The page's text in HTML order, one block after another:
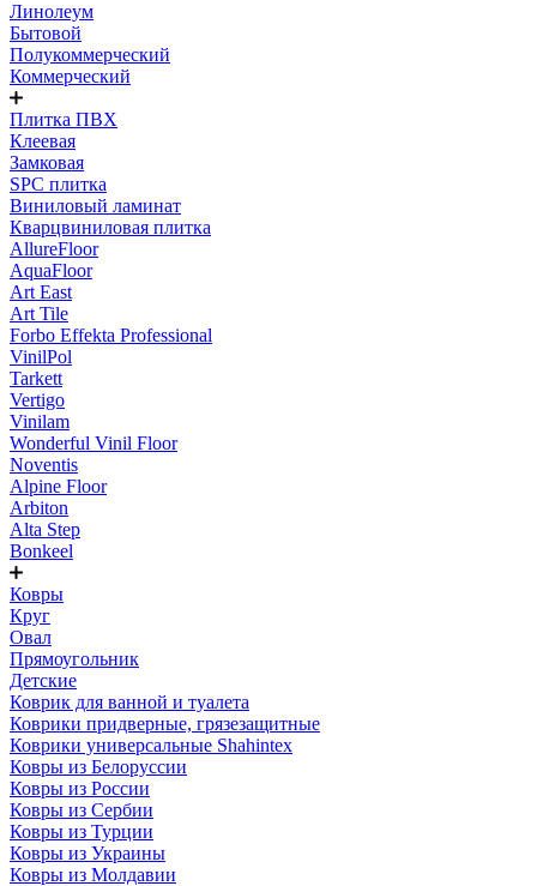
Линолеум
Бытовой
Полукоммерческий
Коммерческий
Плитка ПВХ
Клеевая
Замковая
SPC плитка
Виниловый ламинат
Кварцвиниловая плитка
AllureFloor
AquaFloor
Art East
Art Tile
Forbo Effekta Professional
VinilPol
Tarkett
Vertigo
Vinilam
Wonderful Vinil Floor
Noventis
Alpine Floor
Arbiton
Alta Step
Bonkeel
Ковры
Круг
Овал
Прямоугольник
Детские
Коврик для ванной и туалета
Коврики придверные, грязезащитные
Коврики универсальные Shahintex
Ковры из Белоруссии
Ковры из России
Ковры из Сербии
Ковры из Турции
Ковры из Украины
Ковры из Молдавии